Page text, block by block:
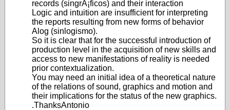
records (singrÃ¡ficos) and their interaction
Logic and intuition are insufficient for interpreting
the reports resulting from new forms of behavior
Alog (sinlogismo).
So it is clear that for the successful introduction of
production level in the acquisition of new skills and
access to new manifestations of reality is needed
prior contextualization.
You may need an initial idea of a theoretical nature
of the relations of sound, graphics and motion and
their implications for the status of the new graphics.
.ThanksAntonio